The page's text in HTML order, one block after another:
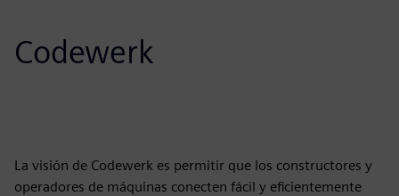
Codewerk
La visión de Codewerk es permitir que los constructores y
operadores de máquinas conecten fácil y eficientemente